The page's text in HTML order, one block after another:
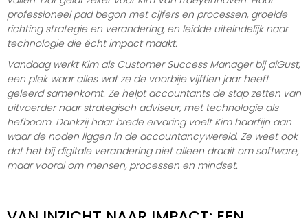
professioneel pad begon met cijfers en processen, groeide
richting strategie en verandering, en leidde uiteindelijk naar
technologie die écht impact maakt.
Vandaag werkt Kim als Customer Success Manager bij aiGust,
een plek waar alles wat ze de voorbije vijftien jaar heeft
geleerd samenkomt. Ze helpt accountants de stap zetten van
uitvoerder naar strategisch adviseur, met technologie als
hefboom. Dankzij haar brede ervaring voelt Kim haarfijn aan
waar de noden liggen in de accountancywereld. Ze weet ook
dat het bij digitale verandering niet alleen draait om software,
maar vooral om mensen, processen en mindset.